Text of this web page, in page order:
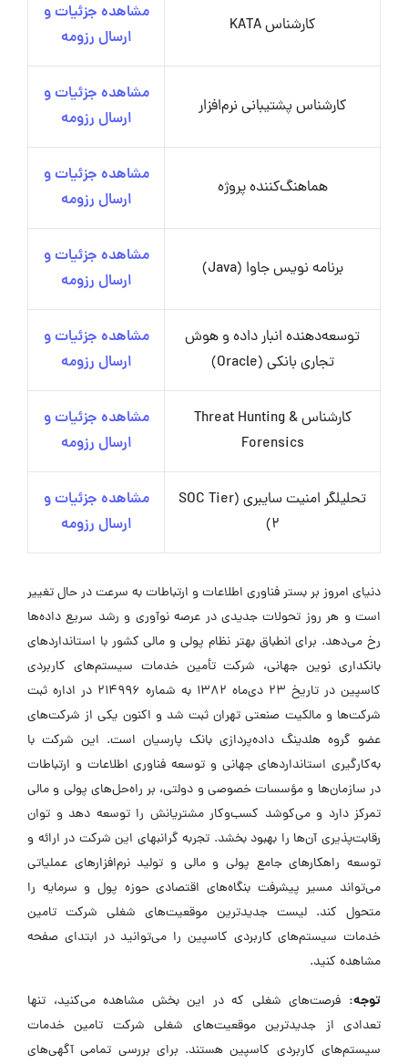
کارشناس KATA
مشاهده جزئیات و
ارسال رزومه
کارشناس پشتیبانی نرم‌افزار
مشاهده جزئیات و
ارسال رزومه
هماهنگ‌کننده پروژه
مشاهده جزئیات و
ارسال رزومه
برنامه نویس جاوا (Java)
مشاهده جزئیات و
ارسال رزومه
توسعه‌دهنده انبار داده و هوش
تجاری بانکی (Oracle)
مشاهده جزئیات و
ارسال رزومه
کارشناس Threat Hunting &
Forensics
مشاهده جزئیات و
ارسال رزومه
تحلیلگر امنیت سایبری (SOC Tier
2)
مشاهده جزئیات و
ارسال رزومه
دنیای امروز بر بستر فناوری اطلاعات و ارتباطات به سرعت در حال تغییر
است و هر روز تحولات جدیدی در عرصه نوآوری و رشد سریع داده‌ها
رخ می‌دهد. برای انطباق بهتر نظام پولی و مالی کشور با استانداردهای
بانکداری نوین جهانی، شرکت تأمین خدمات سیستم‌های کاربردی
کاسپین در تاریخ 23 دی‌ماه 1382 به شماره 214996 در اداره ثبت
شرکت‌ها و مالکیت صنعتی تهران ثبت شد و اکنون یکی از شرکت‌های
عضو گروه هلدینگ داده‌پردازی بانک پارسیان است. این شرکت با
به‌کارگیری استانداردهای جهانی و توسعه فناوری اطلاعات و ارتباطات
در سازمان‌ها و مؤسسات خصوصی و دولتی، بر راه‌حل‌های پولی و مالی
تمرکز دارد و می‌کوشد کسب‌وکار مشتریانش را توسعه دهد و توان
رقابت‌پذیری آن‌ها را بهبود بخشد. تجربه گرانبهای این شرکت در ارائه و
توسعه راهکارهای جامع پولی و مالی و تولید نرم‌افزارهای عملیاتی
می‌تواند مسیر پیشرفت بنگاه‌های اقتصادی حوزه پول و سرمایه را
متحول کند. لیست جدیدترین موقعیت‌های شغلی شرکت تامین
خدمات سیستم‌های کاربردی کاسپین را می‌توانید در ابتدای صفحه
مشاهده کنید.
توجه: فرصت‌های شغلی که در این بخش مشاهده می‌کنید، تنها
تعدادی از جدیدترین موقعیت‌های شغلی شرکت تامین خدمات
سیستم‌های کاربردی کاسپین هستند. برای بررسی تمامی آگهی‌های